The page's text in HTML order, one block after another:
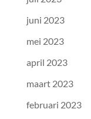
juni 2023
mei 2023
april 2023
maart 2023
februari 2023